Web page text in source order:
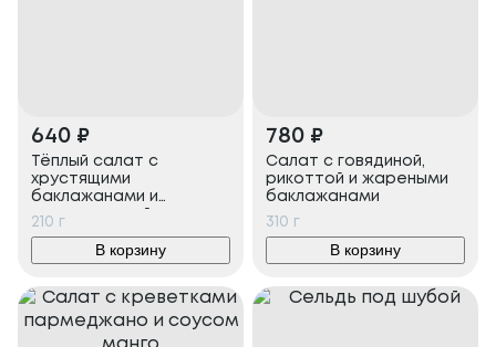
640 ₽
Тёплый салат с
хрустящими
баклажанами и
страчателлой
210 г
В корзину
780 ₽
Салат с говядиной,
рикоттой и жареными
баклажанами
310 г
В корзину